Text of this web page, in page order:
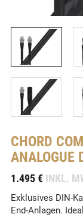
CHORD
ANALOGUE
1.495 € INKL.
Exklusives DIN-
End-Anlagen.